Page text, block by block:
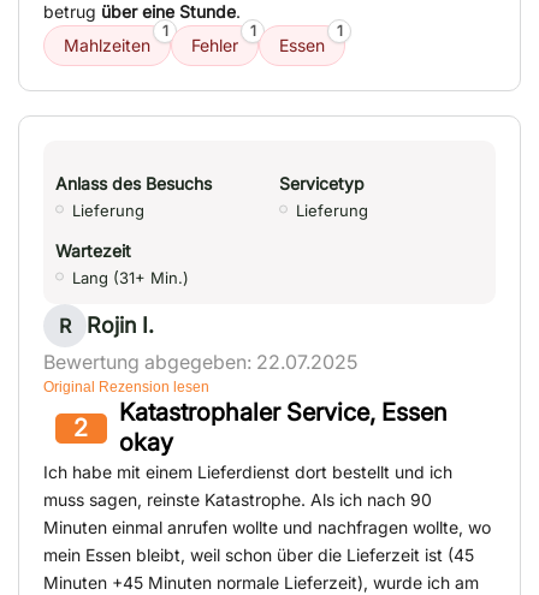
betrug über eine Stunde.
Mahlzeiten
1
Fehler
1
Essen
1
Anlass des Besuchs
Lieferung
Servicetyp
Lieferung
Wartezeit
Lang (31+ Min.)
R Rojin I.
Bewertung abgegeben: 22.07.2025
Original Rezension lesen
2
Katastrophaler Service, Essen
okay
Ich habe mit einem Lieferdienst dort bestellt und ich
muss sagen, reinste Katastrophe. Als ich nach 90
Minuten einmal anrufen wollte und nachfragen wollte, wo
mein Essen bleibt, weil schon über die Lieferzeit ist (45
Minuten +45 Minuten normale Lieferzeit), wurde ich am